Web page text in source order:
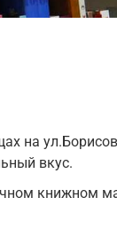
на
вкус.
книжном